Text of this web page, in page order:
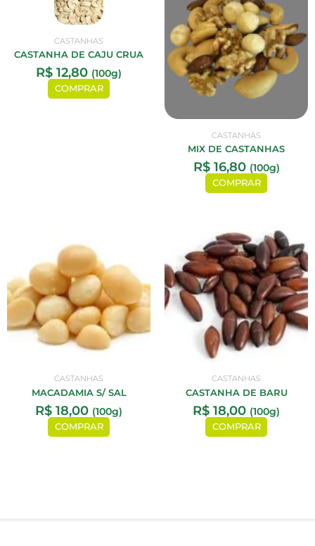
CASTANHAS
CASTANHA DE CAJU CRUA
R$ 12,80 (100g)
COMPRAR
CASTANHAS
MIX DE CASTANHAS
R$16,80 (100g)
COMPRAR
CASTANHAS
MACADAMIA S/ SAL
R$ 18,00 (100g)
COMPRAR
CASTANHAS
CASTANHA DE BARU
R$ 18,00 (100g)
COMPRAR